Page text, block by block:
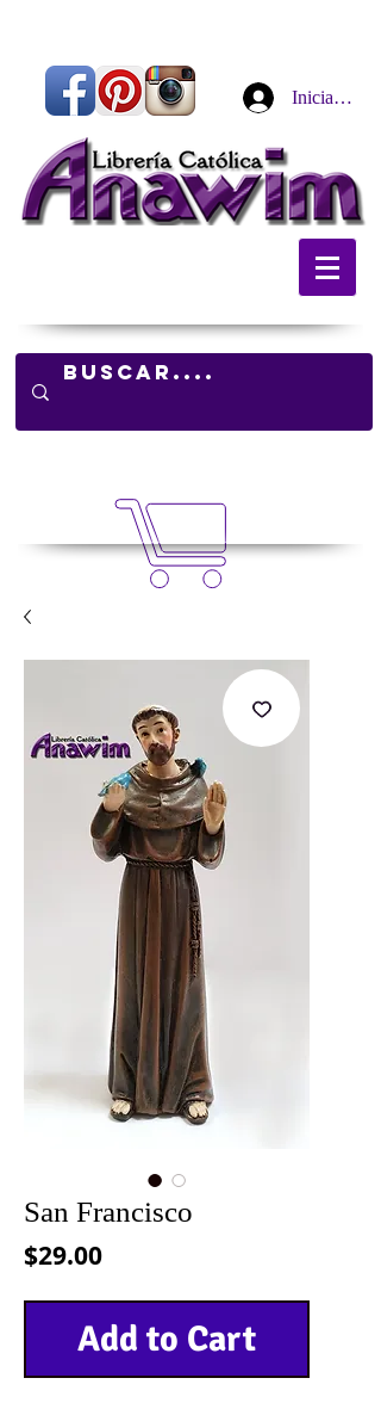
Iniciar sesión
San Francisco
$29.00Precio
Add to Cart